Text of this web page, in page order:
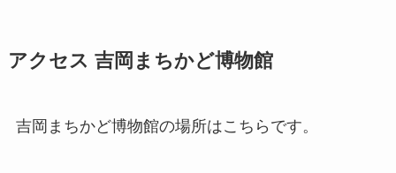
アクセス 吉岡まちかど博物館
吉岡まちかど博物館の場所はこちらです。